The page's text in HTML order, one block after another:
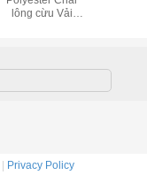
lông cừu Vải
| Privacy Policy